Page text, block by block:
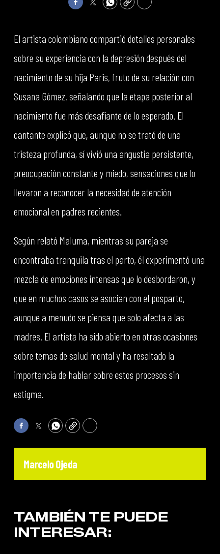
FacebookTwitterWhatsApp
Copy Print
El artista colombiano compartió detalles personales
sobre su experiencia con la depresión después del
nacimiento de su hija Paris, fruto de su relación con
Susana Gómez, señalando que la etapa posterior al
nacimiento fue más desafiante de lo esperado. El
cantante explicó que, aunque no se trató de una
tristeza profunda, sí vivió una angustia persistente,
preocupación constante y miedo, sensaciones que lo
llevaron a reconocer la necesidad de atención
emocional en padres recientes.
Según relató Maluma, mientras su pareja se
encontraba tranquila tras el parto, él experimentó una
mezcla de emociones intensas que lo desbordaron, y
que en muchos casos se asocian con el posparto,
aunque a menudo se piensa que solo afecta a las
madres. El artista ha sido abierto en otras ocasiones
sobre temas de salud mental y ha resaltado la
importancia de hablar sobre estos procesos sin
estigma.
FacebookTwitterWhatsApp
Copy Print
Marcelo Ojeda
TAMBIÉN TE PUEDE
INTERESAR: